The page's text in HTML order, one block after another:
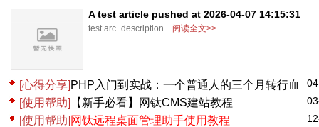
A test article pushed at 2026-04-07 14:15:31
test arc_description 阅读全文>>
[心得分享]PHP入门到实战：一个普通人的三个月转行血
泪史
[使用帮助] 【新手必看】网钛CMS建站教程
[使用帮助]网钛远程桌面管理助手使用教程